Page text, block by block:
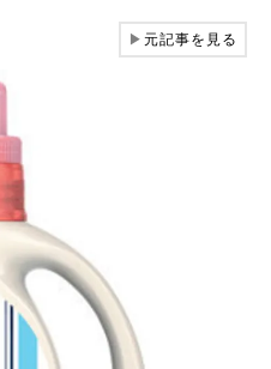
▶元記事を見る